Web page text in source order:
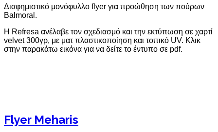
Διαφημιστικό μονόφυλλο flyer για προώθηση των πούρων
Balmoral.
Η Refresa ανέλαβε τον σχεδιασμό και την εκτύπωση σε χαρτί
velvet 300γρ, με ματ πλαστικοποίηση και τοπικό UV. Κλικ
στην παρακάτω εικόνα για να δείτε το έντυπο σε pdf.
Flyer Meharis